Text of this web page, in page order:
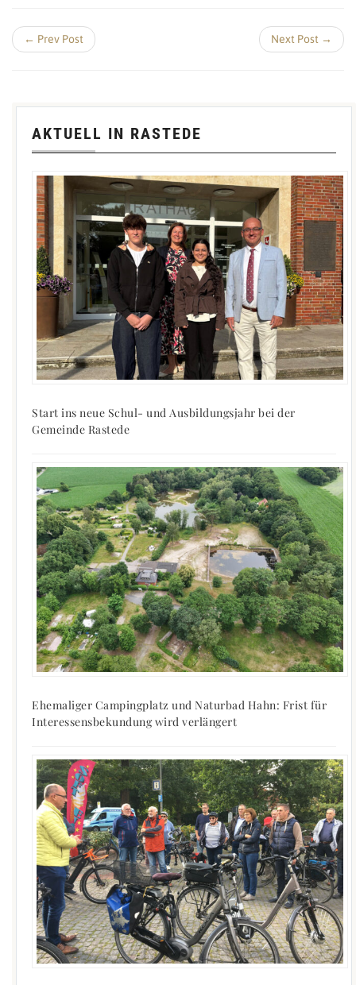
← Prev Post Next Post →
AKTUELL IN RASTEDE
Start ins neue Schul- und Ausbildungsjahr bei der
Gemeinde Rastede
Ehemaliger Campingplatz und Naturbad Hahn: Frist für
Interessensbekundung wird verlängert